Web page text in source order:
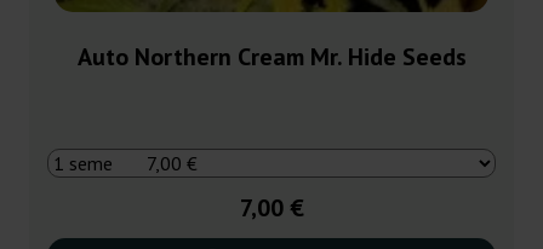
Auto Northern Cream Mr. Hide Seeds
7,00 €